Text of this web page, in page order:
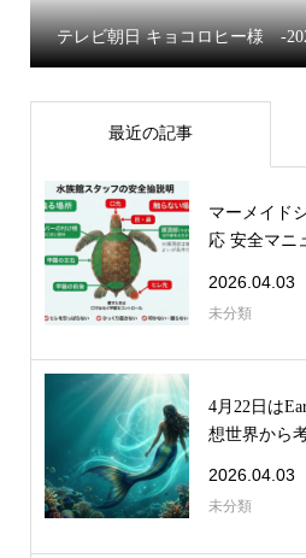
テレビ朝日 キョコロヒー様 -
最近の記事
マーメイド
応 安全マニ
2026.04.03
未分類
4月22日は
想世界から考
2026.04.03
未分類